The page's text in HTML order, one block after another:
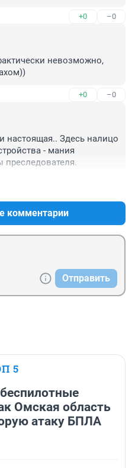
жена знала об этом
бывшая (по настоянию
работающего в
расстройства еще
развода женщина
мужу, у которого дела на
+0 –0
невозможно,
+0 –0
настоящая.. Здесь налицо
- мания
преследователя.
комментарии
Отправить
5
Омская область
атаку БПЛА